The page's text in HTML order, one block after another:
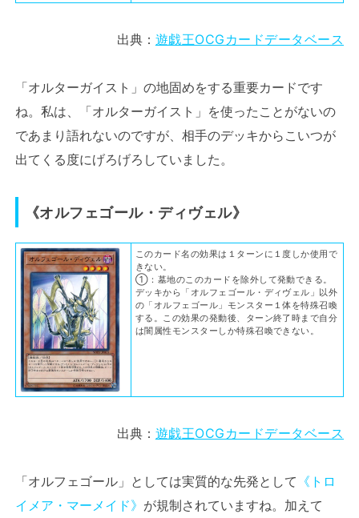
出典： 遊戯王OCGカードデータベース
「オルターガイスト」の地固めをする重要カードです
ね。私は、「オルターガイスト」を使ったことがないの
であまり語れないのですが、相手のデッキからこいつが
出てくる度にげろげろしていました。
《オルフェゴール・ディヴェル》
このカード名の効果は１ターンに１度しか使用で
きない。
①：墓地のこのカードを除外して発動できる。
デッキから「オルフェゴール・ディヴェル」以外
の「オルフェゴール」モンスター１体を特殊召喚
する。この効果の発動後、ターン終了時まで自分
は闇属性モンスターしか特殊召喚できない。
出典： 遊戯王OCGカードデータベース
「オルフェゴール」としては実質的な先発として 《トロ
イメア・マーメイド》 が規制されていますね。加えて